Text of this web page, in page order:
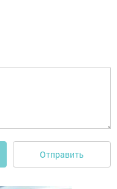
Отправить